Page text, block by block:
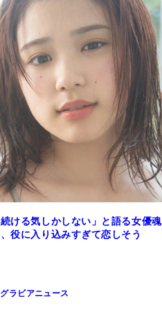
ける気しかしない」と語る女優魂
役に入り込みすぎて恋しそう
グラビアニュース